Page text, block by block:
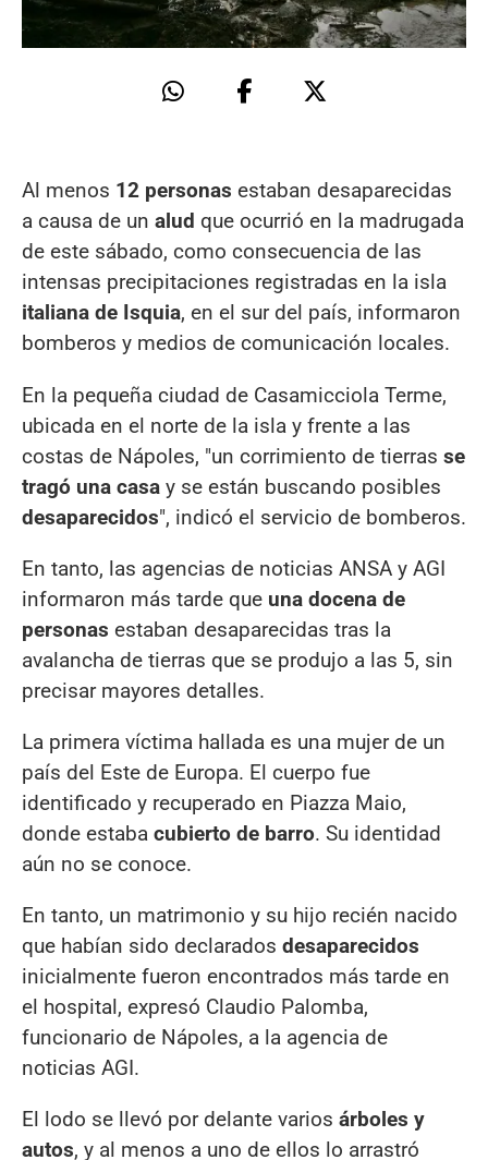
Al menos 12 personas estaban desaparecidas
a causa de un alud que ocurrió en la madrugada
de este sábado, como consecuencia de las
intensas precipitaciones registradas en la isla
italiana de Isquia, en el sur del país, informaron
bomberos y medios de comunicación locales.
En la pequeña ciudad de Casamicciola Terme,
ubicada en el norte de la isla y frente a las
costas de Nápoles, "un corrimiento de tierras se
tragó una casa y se están buscando posibles
desaparecidos", indicó el servicio de bomberos.
En tanto, las agencias de noticias ANSA y AGI
informaron más tarde que una docena de
personas estaban desaparecidas tras la
avalancha de tierras que se produjo a las 5, sin
precisar mayores detalles.
La primera víctima hallada es una mujer de un
país del Este de Europa. El cuerpo fue
identificado y recuperado en Piazza Maio,
donde estaba cubierto de barro. Su identidad
aún no se conoce.
En tanto, un matrimonio y su hijo recién nacido
que habían sido declarados desaparecidos
inicialmente fueron encontrados más tarde en
el hospital, expresó Claudio Palomba,
funcionario de Nápoles, a la agencia de
noticias AGI.
El lodo se llevó por delante varios árboles y
autos, y al menos a uno de ellos lo arrastró